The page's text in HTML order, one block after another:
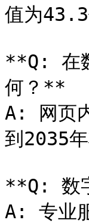
值为
**Q: 在
何？**
A: 网页
到2035
**Q: 数
A: 专业